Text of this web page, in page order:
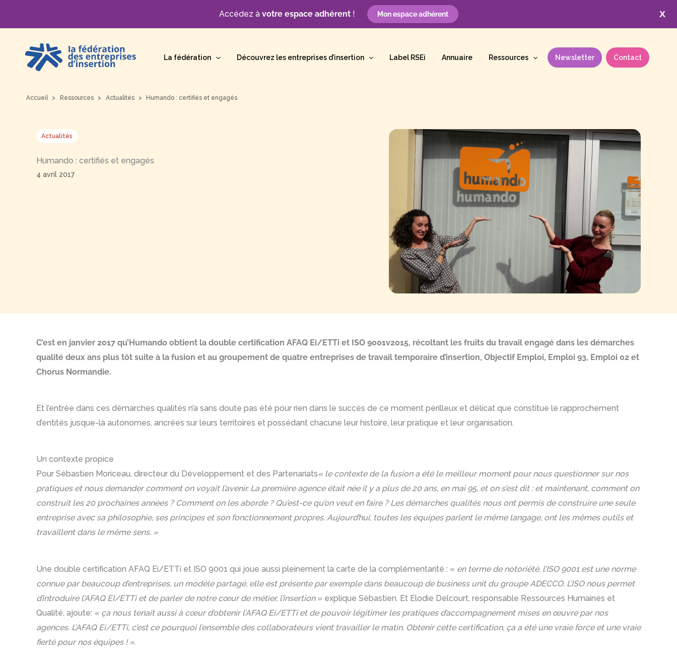
X
Accédez à votre espace adhérent! Mon espace adhérent
contenu
La fédération Découvrez les entreprises d’insertion Label RSEi Annuaire Ressources Newsletter Contact
Accueil Ressources Actualités Humando : certifiés et engagés
Actualités
Humando : certifiés et engagés
4 avril 2017
C’est en janvier 2017 qu’Humando obtient la double certification AFAQ Ei/ETTi et ISO 9001v2015, récoltant les fruits du travail engagé dans les démarches
qualité deux ans plus tôt suite à la fusion et au groupement de quatre entreprises de travail temporaire d’insertion, Objectif Emploi, Emploi 93, Emploi 02 et
Chorus Normandie.
Et l’entrée dans ces démarches qualités n’a sans doute pas été pour rien dans le succès de ce moment périlleux et délicat que constitue le rapprochement
d’entités jusque-là autonomes, ancrées sur leurs territoires et possédant chacune leur histoire, leur pratique et leur organisation.
Un contexte propice
Pour Sébastien Moriceau, directeur du Développement et des Partenariats« le contexte de la fusion a été le meilleur moment pour nous questionner sur nos
pratiques et nous demander comment on voyait l’avenir. La première agence était née il y a plus de 20 ans, en mai 95, et on s’est dit : et maintenant, comment on
construit les 20 prochaines années ? Comment on les aborde ? Qu’est-ce qu’on veut en faire ? Les démarches qualités nous ont permis de construire une seule
entreprise avec sa philosophie, ses principes et son fonctionnement propres. Aujourd’hui, toutes les équipes parlent le même langage, ont les mêmes outils et
travaillent dans le même sens. »
Une double certification AFAQ Ei/ETTi et ISO 9001 qui joue aussi pleinement la carte de la complémentarité : « en terme de notoriété, l’ISO 9001 est une norme
connue par beaucoup d’entreprises, un modèle partagé, elle est présente par exemple dans beaucoup de business unit du groupe ADECCO. L’ISO nous permet
d’introduire l’AFAQ EI/ETTi et de parler de notre cœur de métier, l’insertion» explique Sébastien. Et Elodie Delcourt, responsable Ressources Humaines et
Qualité, ajoute: « ça nous tenait aussi à cœur d’obtenir l’AFAQ Ei/ETTi et de pouvoir légitimer les pratiques d’accompagnement mises en œuvre par nos
agences. L’AFAQ Ei/ETTi, c’est ce pourquoi l’ensemble des collaborateurs vient travailler le matin. Obtenir cette certification, ça a été une vraie force et une vraie
fierté pour nos équipes ! ».